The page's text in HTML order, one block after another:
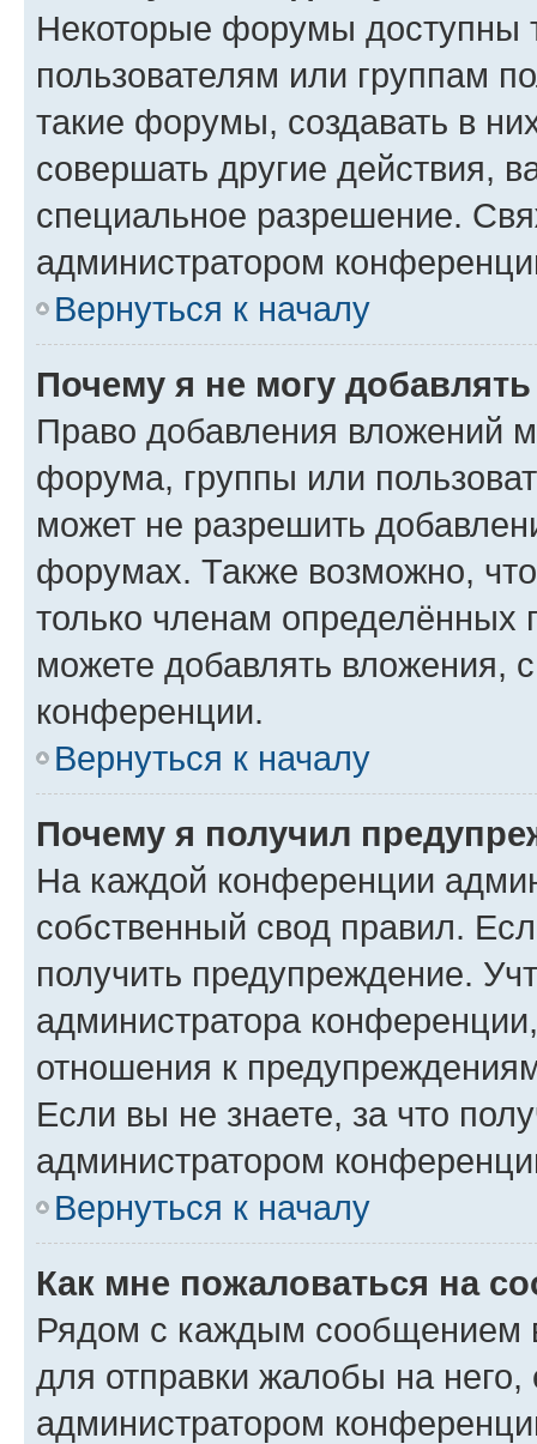
Некоторые форумы доступны
пользователям или группам
такие форумы, создавать в
совершать другие действия,
специальное разрешение.
администратором
Вернуться к началу
Почему я не могу
Право добавления вложений
форума, группы или
может не разрешить
форумах. Также возможно,
только членам определённых
можете добавлять вложения,
конференции.
Вернуться к началу
Почему я получил
На каждой конференции
собственный свод правил.
получить предупреждение.
администратора
отношения к
Если вы не знаете, за что
администратором
Вернуться к началу
Как мне пожаловаться на
Рядом с каждым сообщением
для отправки жалобы на
администратором